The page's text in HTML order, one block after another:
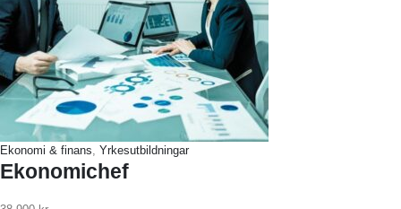
Ekonomi & finans, Yrkesutbildningar
Ekonomichef